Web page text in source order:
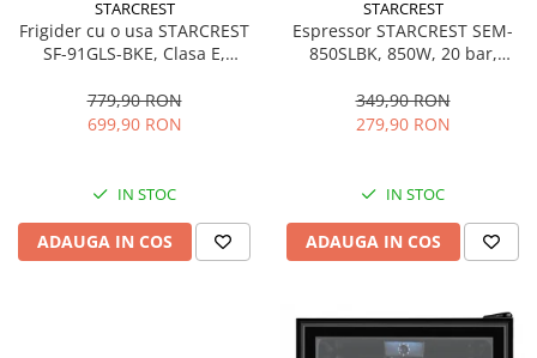
STARCREST
Frigider cu o usa STARCREST
SF-91GLS-BKE, Clasa E,
interioara, H 83 cm, Sticla
Neagra
779,90 RON
699,90 RON
IN STOC
ADAUGA IN COS
STARCREST
Espressor STARCREST SEM-
850SLBK, 850W, 20 bar,
dispozitiv spumare, filtru
dublu din inox, Negru/Inox
349,90 RON
279,90 RON
IN STOC
ADAUGA IN COS